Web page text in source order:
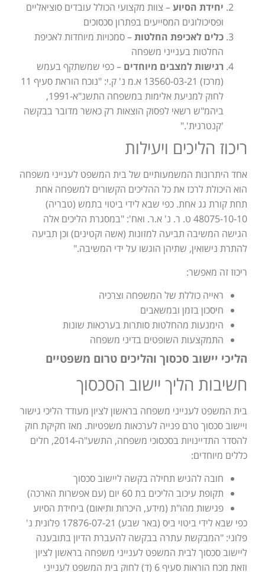
יחידת הסיוע– צוות מקצועי הכולל עובדים סוציאליים
ופסיכולוגים המסייעים בפתרון סכסוכים
כלים לאכיפת החלטות– סמכויות מיוחדות לאכיפת
החלטות בענייני משפחה
רגישות למצבים מיוחדים – כפי שמשתקף בעמש
(מרכז) 13560-03-21 א.מ נ' ק.י: "נוכח הוראת סעיף 11
לחוק למניעת אלימות במשפחה התשנ"א-1991,
ביהמ"ש רשאי לפסוק הוצאות רק כאשר מדובר בבקשה
'קנטרנית'."
ריכוז הליכים ויעילות
אחד היתרונות המשמעותיים של בית המשפט לענייני משפחה
הוא היכולת לרכז את כל ההליכים הקשורים למשפחה אחת
תחת קורת גג אחת. כפי שבא לידי ביטוי בתמש (טבריה)
48075-10-10 ט. ר. נ' א.ר. ואח': "במסגרת הליכים אלה
הגישה המשיבה תביעה למזונות (אשה וקטינים) וכן תביעה
להתרת נישואין, שתיהן הוגשו על ידי המשיבה."
ריכוז זה מאפשר:
ראייה כוללת של המשפחה וצרכיה
חיסכון בזמן ובמשאבים
הימנעות מהחלטות סותרות בערכאות שונות
התמקצעות השופטים בדיני משפחה
הליכי יישוב סכסוך והליכים טרום משפטיים
חשיבות הליך יישוב הסכסוך
בית המשפט לענייני משפחה בראשון לציון מעודד הליכי גישור
ויישוב סכסוך טרם פנייה לערכאות משפטיות. מאז חקיקת חוק
להסדר התדיינויות בסכסוכי משפחה, התשע"ה-2014, חלים
כללים מיוחדים:
חובה להגיש תחילה בקשה ליישוב סכסוך
תקופת עיכוב הליכים בת 60 יום (עם אפשרות הארכה)
פגישות מהו"ת (מידע, היכרות ותיאום) ביחידת הסיוע
כפי שבא לידי ביטוי ביס (באר שבע) 17876-07-21 פלונית נ'
פלוני: "המבקשת עתרה בבקשה להעברת הדיון בתובענה
ליישוב סכסוך לבית המשפט לענייני משפחה בראשון לציון
וזאת מכח הוראות סעיף 6 (ד) לחוק בית המשפט לענייני